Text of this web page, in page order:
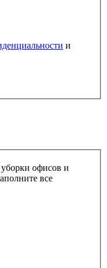
и
уборки офисов и
все